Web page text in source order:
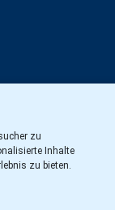
zu
Inhalte
zu bieten.